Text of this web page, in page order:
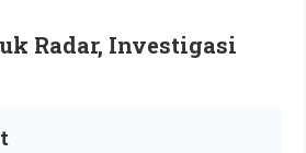
Radar, Investigasi